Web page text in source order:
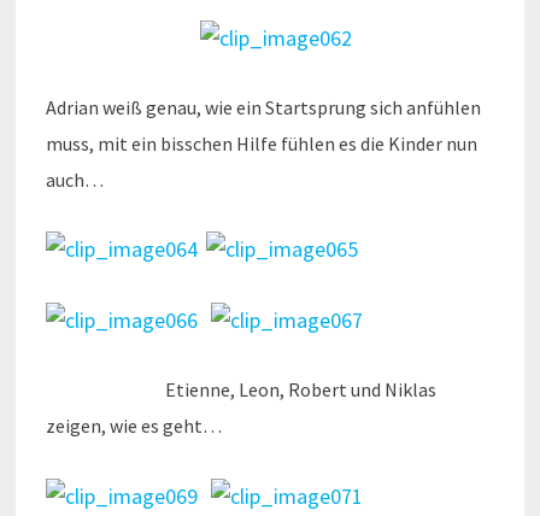
Adrian weiß genau, wie ein Startsprung sich anfühlen
muss, mit ein bisschen Hilfe fühlen es die Kinder nun
auch…
Etienne, Leon, Robert und Niklas
zeigen, wie es geht…